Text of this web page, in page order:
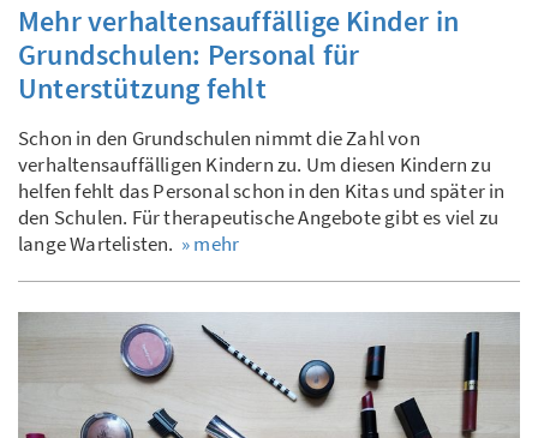
Mehr verhaltensauffällige Kinder in
Grundschulen: Personal für
Unterstützung fehlt
Schon in den Grundschulen nimmt die Zahl von
verhaltensauffälligen Kindern zu. Um diesen Kindern zu
helfen fehlt das Personal schon in den Kitas und später in
den Schulen. Für therapeutische Angebote gibt es viel zu
lange Wartelisten. » mehr